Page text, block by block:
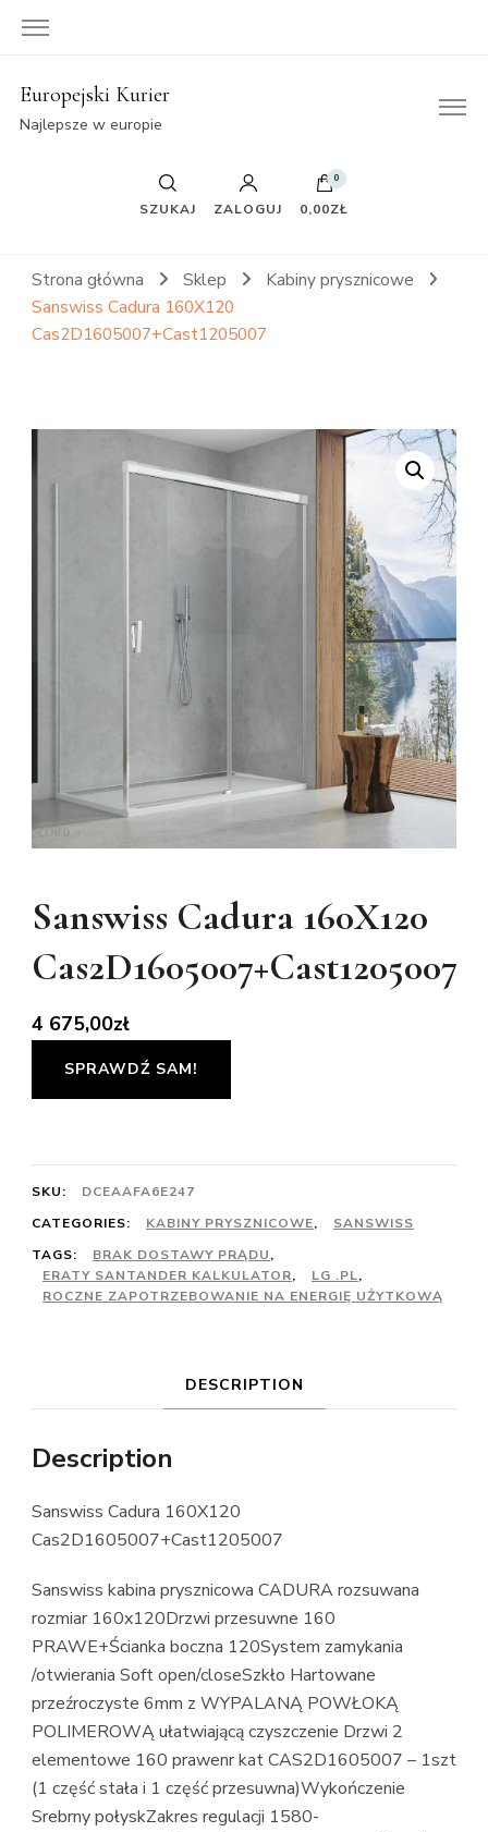
Europejski Kurier
Najlepsze w europie
SZUKAJ ZALOGUJ
0
0,00ZŁ
Strona główna Sklep
Kabiny prysznicowe
Sanswiss Cadura 160X120
Cas2D1605007+Cast1205007
Sanswiss Cadura 160X120
Cas2D1605007+Cast1205007
4 675,00zł
SPRAWDŹ SAM!
SKU:
DCEAAFA6E247
CATEGORIES:
KABINY PRYSZNICOWE,
SANSWISS
TAGS:
BRAK DOSTAWY PRĄDU,
ERATY SANTANDER KALKULATOR, LG .PL,
ROCZNE ZAPOTRZEBOWANIE NA ENERGIĘ UŻYTKOWĄ
DESCRIPTION
Description
Sanswiss Cadura 160X120
Cas2D1605007+Cast1205007
Sanswiss kabina prysznicowa CADURA rozsuwana
rozmiar 160x120Drzwi przesuwne 160
PRAWE+Ścianka boczna 120System zamykania
/otwierania Soft open/closeSzkło Hartowane
przeźroczyste 6mm z WYPALANĄ POWŁOKĄ
POLIMEROWĄ ułatwiającą czyszczenie Drzwi 2
elementowe 160 prawenr kat CAS2D1605007 – 1szt
(1 część stała i 1 część przesuwna)Wykończenie
Srebrny połyskZakres regulacji 1580-